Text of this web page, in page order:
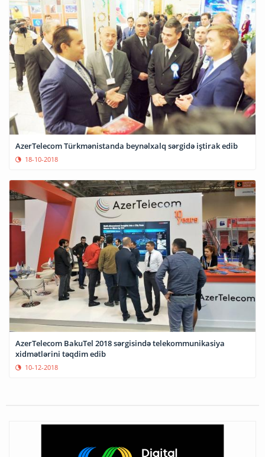
AzerTelecom Türkmənistanda beynəlxalq sərgidə iştirak edib
18-10-2018
AzerTelecom BakuTel 2018 sərgisində telekommunikasiya
xidmətlərini təqdim edib
10-12-2018